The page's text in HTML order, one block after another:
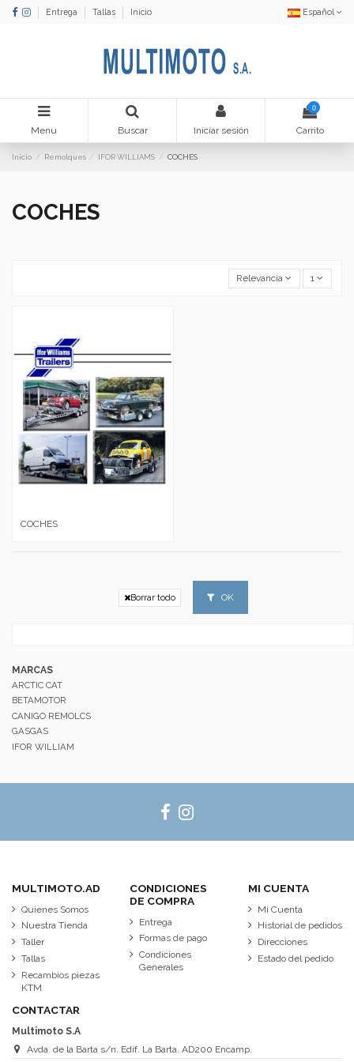
Entrega Tallas Inicio Español
Menu Buscar Iniciar sesión
0
Carrito
Inicio Remolques IFOR WILLIAMS COCHES
COCHES
Relevancia 1
COCHES
Borrar todo OK
MARCAS
ARCTIC CAT
BETAMOTOR
CANIGO REMOLCS
GASGAS
IFOR WILLIAM
MULTIMOTO.AD
Quienes Somos
Nuestra Tienda
Taller
Tallas
Recambios piezas
KTM
CONDICIONES
DE COMPRA
Entrega
Formas de pago
Condiciones
Generales
MI CUENTA
Mi Cuenta
Historial de pedidos
Direcciones
Estado del pedido
CONTACTAR
Multimoto S.A
Avda. de la Barta s/n. Edif. La Barta. AD200 Encamp.